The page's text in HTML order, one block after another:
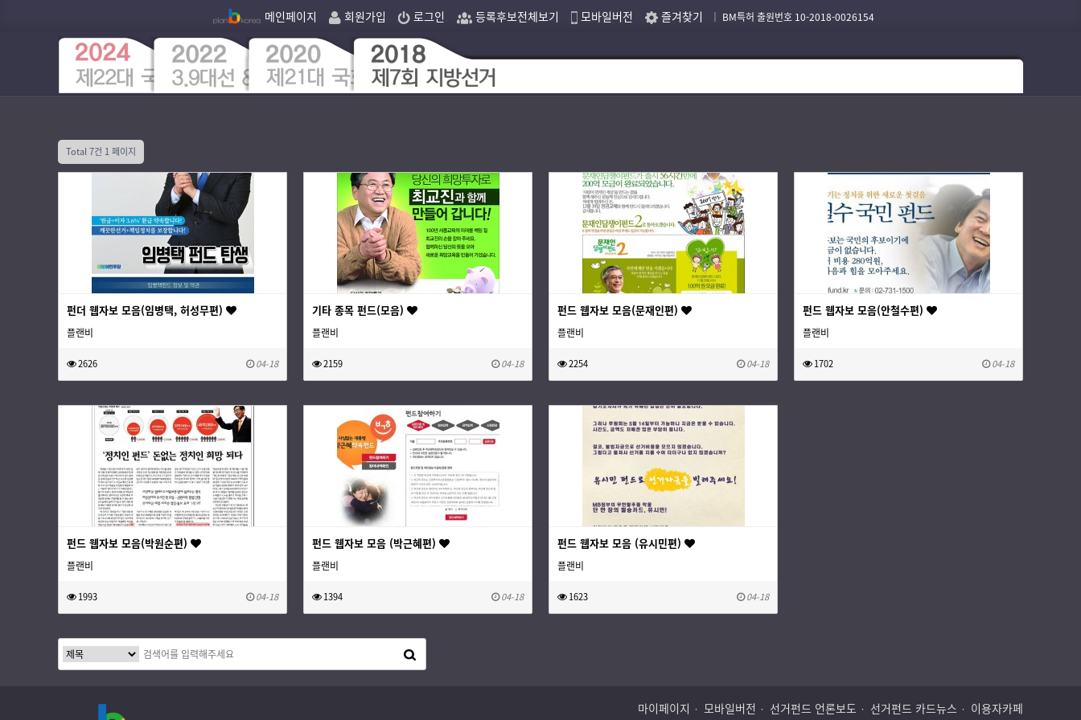
메인페이지 회원가입 로그인 등록후보전체보기 모바일버전 즐겨찾기 ｜ BM특허 출원번호 10-2018-0026154
Total 7건 1 페이지
펀더 웹자보 모음(임병택, 허성무편)
플랜비
2626 04-18
기타 종목 펀드(모음)
플랜비
2159 04-18
펀드 웹자보 모음(문재인편)
플랜비
2254 04-18
펀드 웹자보 모음(안철수편)
플랜비
1702 04-18
펀드 웹자보 모음(박원순편)
플랜비
1993 04-18
펀드 웹자보 모음 (박근혜편)
플랜비
1394 04-18
펀드 웹자보 모음 (유시민편)
플랜비
1623 04-18
마이페이지 모바일버전 선거펀드 언론보도 선거펀드 카드뉴스 이용자카페